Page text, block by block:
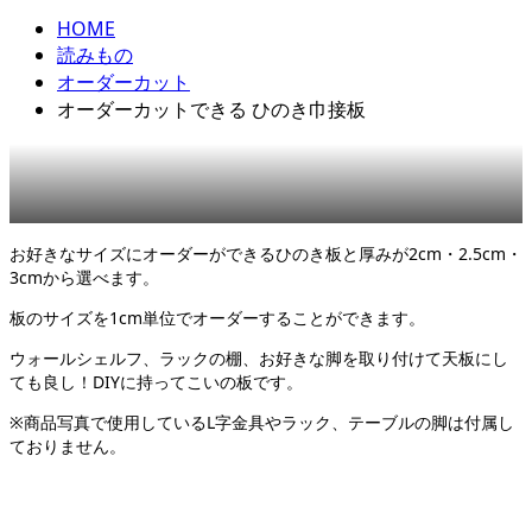
HOME
読みもの
オーダーカット
オーダーカットできる ひのき巾接板
オーダーカット,巾接板,製品
お好きなサイズにオーダーができるひのき板と厚みが2cm・2.5cm・
3cmから選べます。
板のサイズを1cm単位でオーダーすることができます。
ウォールシェルフ、ラックの棚、お好きな脚を取り付けて天板にし
ても良し！DIYに持ってこいの板です。
※商品写真で使用しているL字金具やラック、テーブルの脚は付属し
ておりません。